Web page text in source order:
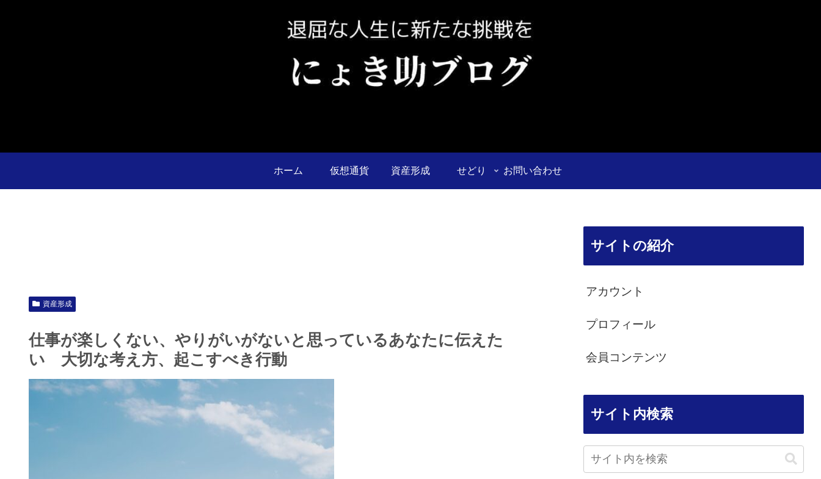
ホーム 仮想通貨 資産形成 せどり お問い合わせ
資産形成
仕事が楽しくない、やりがいがないと思っているあなたに伝えた
い 大切な考え方、起こすべき行動
サイトの紹介
アカウント
プロフィール
会員コンテンツ
サイト内検索